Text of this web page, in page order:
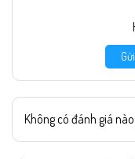
Không có đánh giá